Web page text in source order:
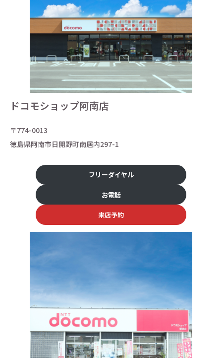
ドコモショップ阿南店
〒774-0013
徳島県阿南市日開野町南居内297-1
フリーダイヤル
お電話
来店予約